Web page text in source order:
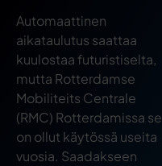
Automaattinen
aikataulutus saattaa
kuulostaa futuristiselta,
mutta Rotterdamse
Mobiliteits Centrale
(RMC) Rotterdamissa se
on ollut käytössä useita
vuosia. Saadakseen